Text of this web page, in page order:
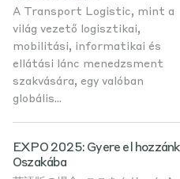
A Transport Logistic, mint a
világ vezető logisztikai,
mobilitási, informatikai és
ellátási lánc menedzsment
szakvására, egy valóban
globális...
EXPO 2025: Gyere el hozzánk
Oszakába